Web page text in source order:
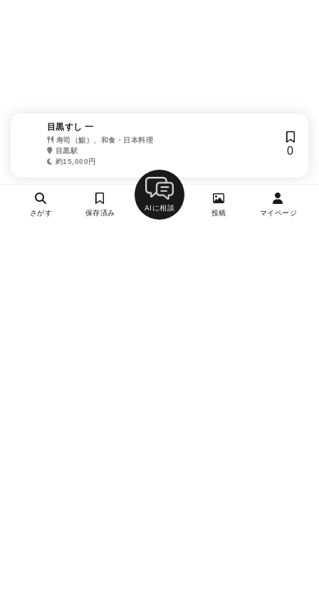
目黒すし 一
寿司（鮨）、和食・日本料理
目黒駅
約15,000円
0
さがす 保存済み
AIに相談
投稿 マイページ